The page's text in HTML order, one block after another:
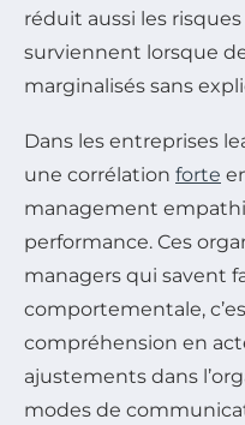
réduit aussi les
surviennent lorsque
marginalisés sans
Dans les entreprises
une corrélation forte
management
performance. Ces
managers qui savent
comportementale,
compréhension en
ajustements dans
modes de